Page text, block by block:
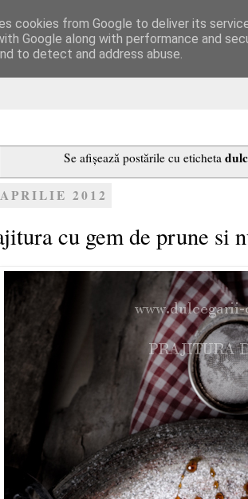
culinare
Se afișează postările cu eticheta
2012
cu gem de prune si
cookies from Google to deliver its
Google along with performance and
to detect and address abuse.